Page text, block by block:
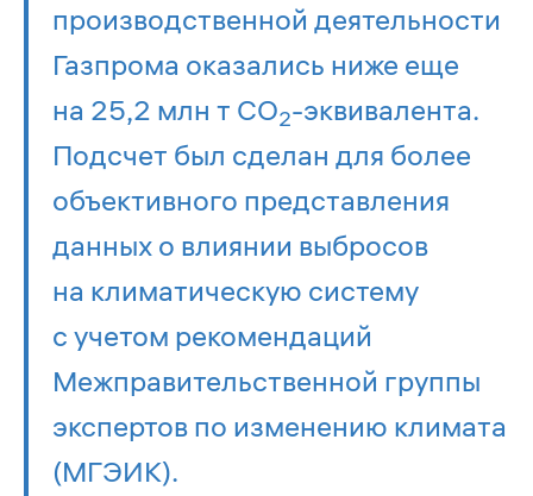
производственной деятельности
Газпрома оказались ниже еще
на 25,2 млн т СО2-эквивалента.
Подсчет был сделан для более
объективного представления
данных о влиянии выбросов
на климатическую систему
с учетом рекомендаций
Межправительственной группы
экспертов по изменению климата
(МГЭИК).